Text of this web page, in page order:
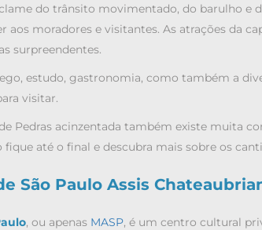
do trânsito movimentado, do barulho e
moradores e visitantes. As atrações da
surpreendentes.
estudo, gastronomia, como também a
visitar.
Pedras acinzentada também existe muita
até o final e descubra mais sobre os
São Paulo Assis
, ou apenas MASP, é um centro cultural